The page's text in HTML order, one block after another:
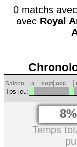
0 matchs avec
avec Royal
Saison a sept.oct.
Tps jeu:
8%
Temps